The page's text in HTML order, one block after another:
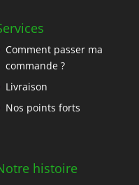
Comment passer ma
commande ?
Livraison
Nos points forts
histoire